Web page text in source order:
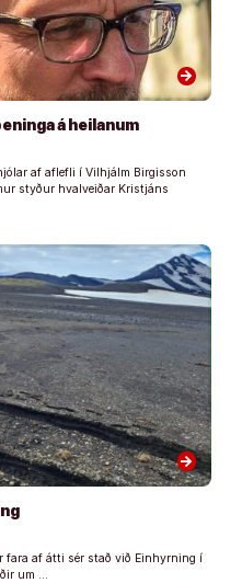
arrow_forward
á heilanum
af aflefli í Vilhjálm Birgisson
styður hvalveiðar Kristjáns
arrow_forward
fara af átti sér stað við Einhyrning í
um …